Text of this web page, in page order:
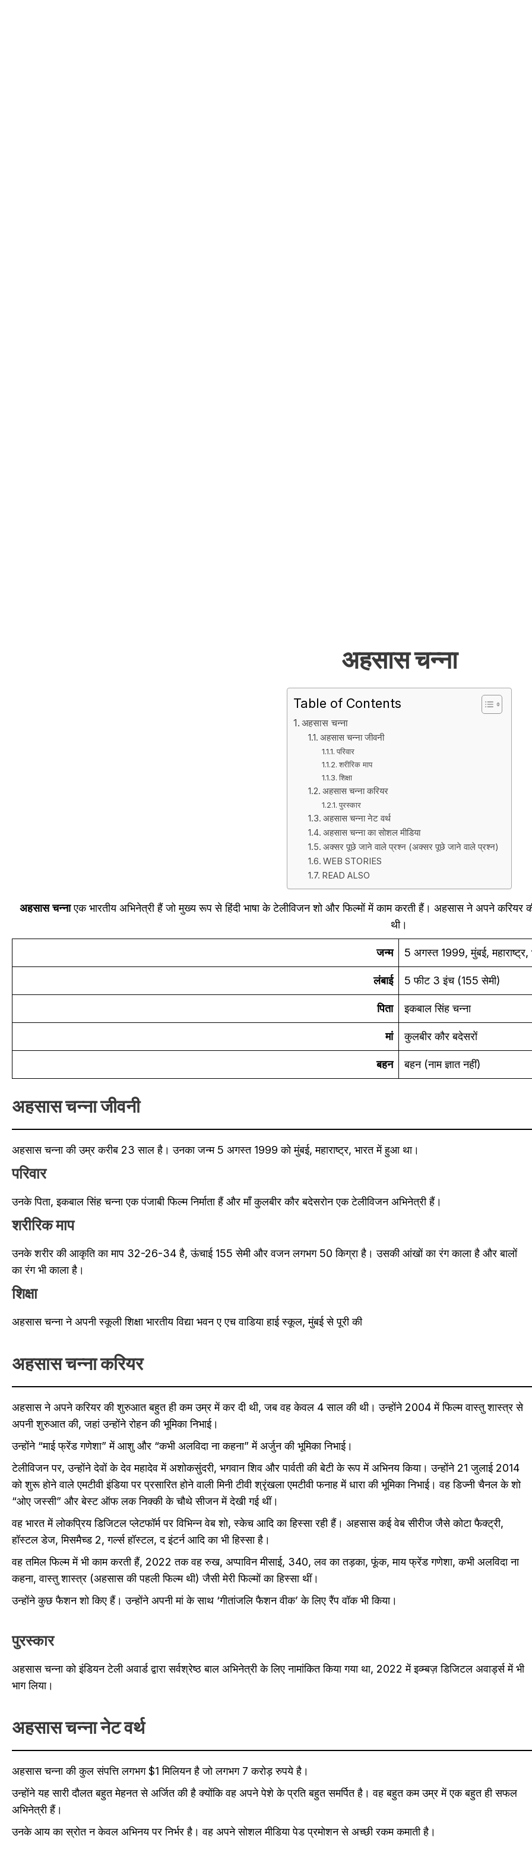
अहसास चन्ना
Table of Contents
अहसास चन्ना
अहसास चन्ना जीवनी
परिवार
शरीरिक माप
शिक्षा
अहसास चन्ना करियर
पुरस्कार
अहसास चन्ना नेट वर्थ
अहसास चन्ना का सोशल मीडिया
अक्सर पूछे जाने वाले प्रश्न (अक्सर पूछे जाने वाले प्रश्न)
WEB STORIES
READ ALSO
अहसास चन्नाएक भारतीय अभिनेत्री हैं जो मुख्य रूप से हिंदी भाषा के टेलीविजन शो और फिल्मों में काम करती हैं। अहसास ने अपने
थी।
जन्म 5 अगस्त 1999, मुंबई, महाराष्ट्र,
लंबाई 5 फीट 3 इंच (155 सेमी)
पिता इकबाल सिंह चन्ना
मां कुलबीर कौर बदेसरों
बहन बहन (नाम ज्ञात नहीं)
अहसास चन्नाजीवनी
अहसास चन्ना की उम्र करीब 23 साल है। उनका जन्म 5 अगस्त 1999 को मुंबई, महाराष्ट्र, भारत में हुआ था।
परिवार
उनके पिता, इकबाल सिंह चन्ना एक पंजाबी फिल्म निर्माता हैं और माँ कुलबीर कौर बदेसरोन एक टेलीविजन अभिनेत्री हैं।
शरीरिक माप
उनके शरीर की आकृति का माप 32-26-34 है, ऊंचाई 155 सेमी और वजन लगभग 50 किग्रा है। उसकी आंखों का रंग काला है और बालों
का रंग भी काला है।
शिक्षा
अहसास चन्ना ने अपनी स्कूली शिक्षा भारतीय विद्या भवन ए एच वाडिया हाई स्कूल, मुंबई से पूरी की
अहसास चन्ना करियर
अहसास ने अपने करियर की शुरुआत बहुत ही कम उम्र में कर दी थी, जब वह केवल 4 साल की थी। उन्होंने 2004 में फिल्म वास्तु शास्त्र से
अपनी शुरुआत की, जहां उन्होंने रोहन की भूमिका निभाई।
उन्होंने “माई फ्रेंड गणेशा” में आशु और “कभी अलविदा ना कहना” में अर्जुन की भूमिका निभाई।
टेलीविजन पर, उन्होंने देवों के देव महादेव में अशोकसुंदरी, भगवान शिव और पार्वती की बेटी के रूप में अभिनय किया। उन्होंने 21 जुलाई 2014
को शुरू होने वाले एमटीवी इंडिया पर प्रसारित होने वाली मिनी टीवी श्रृंखला एमटीवी फनाह में धारा की भूमिका निभाई। वह डिज्नी चैनल के शो
“ओए जस्सी” और बेस्ट ऑफ लक निक्की के चौथे सीजन में देखी गई थीं।
वह भारत में लोकप्रिय डिजिटल प्लेटफॉर्म पर विभिन्न वेब शो, स्केच आदि का हिस्सा रही हैं। अहसास कई वेब सीरीज जैसे कोटा फैक्ट्री,
हॉस्टल डेज, मिसमैच्ड 2, गर्ल्स हॉस्टल, द इंटर्न आदि का भी हिस्सा है।
वह तमिल फिल्म में भी काम करती हैं, 2022 तक वह रुख, अप्पाविन मीसाई, 340, लव का तड़का, फूंक, माय फ्रेंड गणेशा, कभी अलविदा ना
कहना, वास्तु शास्त्र (अहसास की पहली फिल्म थी) जैसी मेरी फिल्मों का हिस्सा थीं।
उन्होंने कुछ फैशन शो किए हैं। उन्होंने अपनी मां के साथ ‘गीतांजलि फैशन वीक’ के लिए रैंप वॉक भी किया।
पुरस्कार
अहसास चन्ना को इंडियन टेली अवार्ड द्वारा सर्वश्रेष्ठ बाल अभिनेत्री के लिए नामांकित किया गया था, 2022 में इव्म्बज़ डिजिटल अवार्ड्स में भी
भाग लिया।
अहसास चन्ना नेट वर्थ
अहसास चन्ना की कुल संपत्ति लगभग $1 मिलियन है जो लगभग 7 करोड़ रुपये है।
उन्होंने यह सारी दौलत बहुत मेहनत से अर्जित की है क्योंकि वह अपने पेशे के प्रति बहुत समर्पित है। वह बहुत कम उम्र में एक बहुत ही सफल
अभिनेत्री हैं।
उनके आय का स्रोत न केवल अभिनय पर निर्भर है। वह अपने सोशल मीडिया पेड प्रमोशन से अच्छी रकम कमाती है।